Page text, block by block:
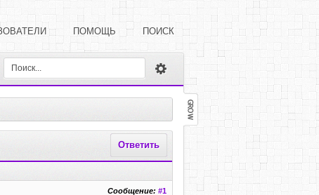
ПОМОЩЬ ПОИСК
Ответить
Сообщение: #1